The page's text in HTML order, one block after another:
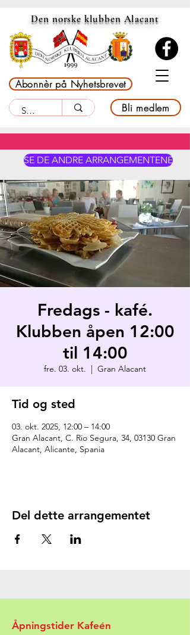
Den norske klubben Alacant
Abonnèr på Nyhetsbrevet
Bli medlem
SE DE ANDRE ARRANGEMENTENE
Fredags - kafé.
Klubben åpen 12:00
til 14:00
fre. 03. okt.
  |
Gran Alacant
Tid og sted
03. okt. 2025, 12:00 – 14:00
Gran Alacant, C. Rio Segura, 34, 03130 Gran
Alacant, Alicante, Spania
Del dette arrangementet
Åpningstider Kafeén